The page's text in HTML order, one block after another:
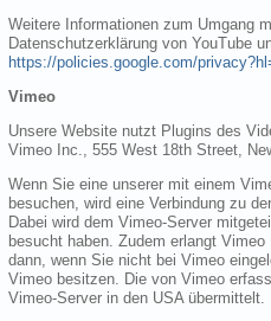
Weitere Informationen zum Umgang
Datenschutzerklärung von YouTube
https://policies.google.com/
Vimeo
Unsere Website nutzt Plugins des
Vimeo Inc., 555 West 18th Street,
Wenn Sie eine unserer mit einem
besuchen, wird eine Verbindung zu
Dabei wird dem Vimeo-Server
besucht haben. Zudem erlangt
dann, wenn Sie nicht bei Vimeo
Vimeo besitzen. Die von Vimeo
Vimeo-Server in den USA übermittelt.